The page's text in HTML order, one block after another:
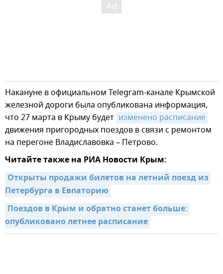
Накануне в официальном Telegram-канале Крымской
железной дороги была опубликована информация,
что 27 марта в Крыму будет изменено расписание
движения пригородных поездов в связи с ремонтом
на перегоне Владиславовка – Петрово.
Читайте также на РИА Новости Крым:
Открыты продажи билетов на летний поезд из
Петербурга в Евпаторию
Поездов в Крым и обратно станет больше:
опубликовано летнее расписание